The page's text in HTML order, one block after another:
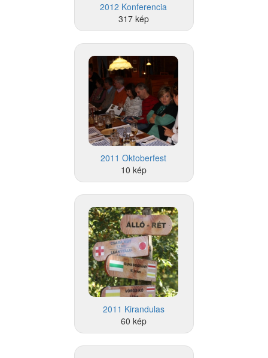
2012 Konferencia
317 kép
2011 Oktoberfest
10 kép
2011 Kirandulas
60 kép